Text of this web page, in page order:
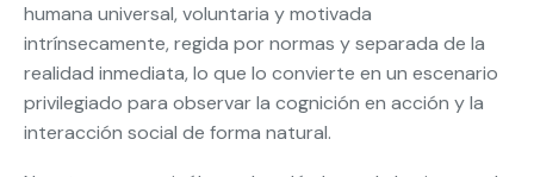
humana universal, voluntaria y motivada
intrínsecamente, regida por normas y separada de la
realidad inmediata, lo que lo convierte en un escenario
privilegiado para observar la cognición en acción y la
interacción social de forma natural.